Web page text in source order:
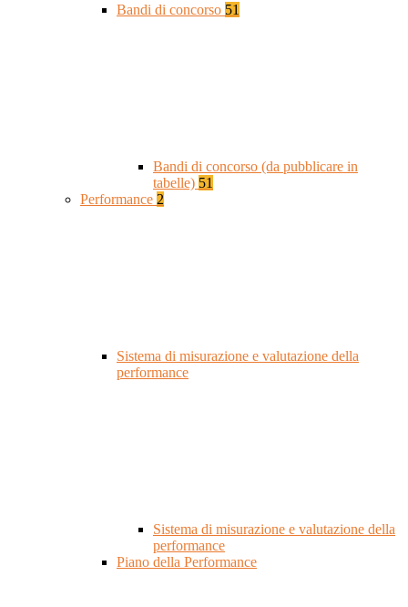
Bandi di concorso 51
Bandi di concorso (da pubblicare in
tabelle) 51
Performance 2
Sistema di misurazione e valutazione della
performance
Sistema di misurazione e valutazione della
performance
Piano della Performance